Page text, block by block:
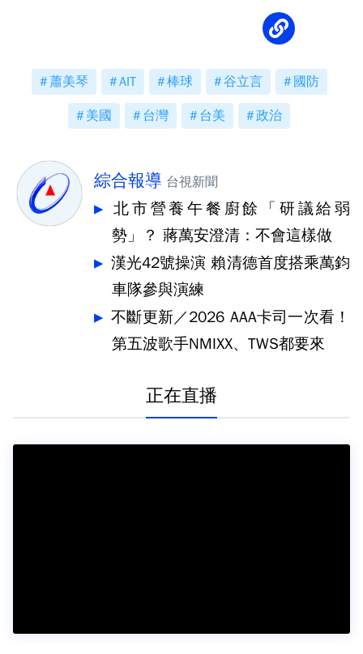
蕭美琴 AIT 棒球 谷立言 國防
美國 台灣 台美 政治
綜合報導 台視新聞
北市營養午餐廚餘「研議給弱
勢」？ 蔣萬安澄清：不會這樣做
漢光42號操演 賴清德首度搭乘萬鈞
車隊參與演練
不斷更新／2026 AAA卡司一次看！
第五波歌手NMIXX、TWS都要來
正在直播